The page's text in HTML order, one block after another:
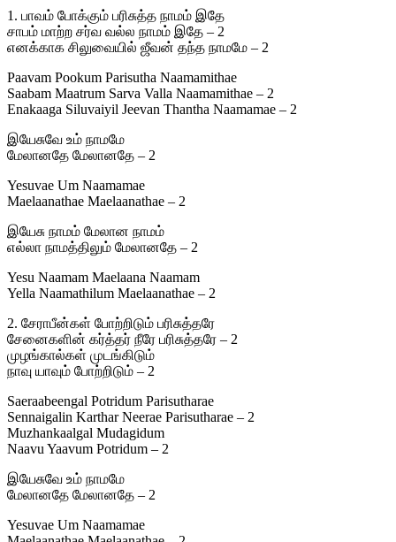
1. பாவம் போக்கும் பரிசுத்த நாமம் இதே
சாபம் மாற்ற சர்வ வல்ல நாமம் இதே – 2
எனக்காக சிலுவையில் ஜீவன் தந்த நாமமே – 2
Paavam Pookum Parisutha Naamamithae
Saabam Maatrum Sarva Valla Naamamithae – 2
Enakaaga Siluvaiyil Jeevan Thantha Naamamae – 2
இயேசுவே உம் நாமமே
மேலானதே மேலானதே – 2
Yesuvae Um Naamamae
Maelaanathae Maelaanathae – 2
இயேசு நாமம் மேலான நாமம்
எல்லா நாமத்திலும் மேலானதே – 2
Yesu Naamam Maelaana Naamam
Yella Naamathilum Maelaanathae – 2
2. சேராபீன்கள் போற்றிடும் பரிசுத்தரே
சேனைகளின் கர்த்தர் நீரே பரிசுத்தரே – 2
முழங்கால்கள் முடங்கிடும்
நாவு யாவும் போற்றிடும் – 2
Saeraabeengal Potridum Parisutharae
Sennaigalin Karthar Neerae Parisutharae – 2
Muzhankaalgal Mudagidum
Naavu Yaavum Potridum – 2
இயேசுவே உம் நாமமே
மேலானதே மேலானதே – 2
Yesuvae Um Naamamae